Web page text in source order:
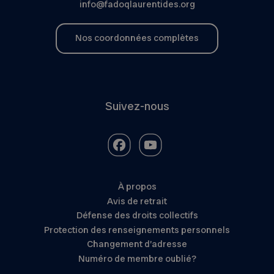
info@fadoqlaurentides.org
Nos coordonnées complètes
Suivez-nous
À propos
Avis de retrait
Défense des droits collectifs
Protection des renseignements personnels
Changement d’adresse
Numéro de membre oublié?